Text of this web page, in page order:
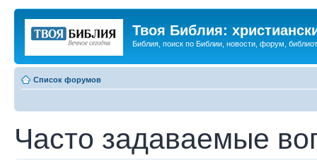
Твоя Библия:
Библия, поиск по Библии, новости, форум,
Список форумов
Часто задаваемые